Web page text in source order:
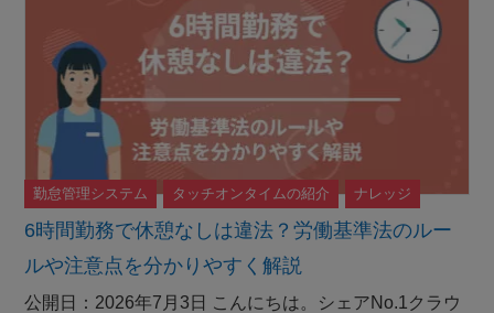
6時間勤務で休憩なしは違法？労働基準法のルー
ルや注意点を分かりやすく解説
勤怠管理システム タッチオンタイムの紹介 ナレッジ
公開日：2026年7月3日 こんにちは。シェアNo.1クラウ